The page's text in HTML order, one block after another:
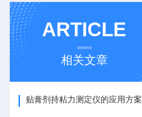
ARTICLE
相关文章
贴膏剂持粘力测定仪的应用方案